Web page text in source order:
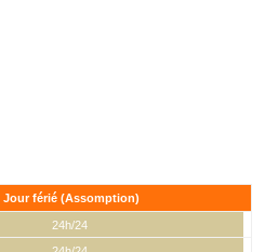
Jour férié (Assomption)
24h/24